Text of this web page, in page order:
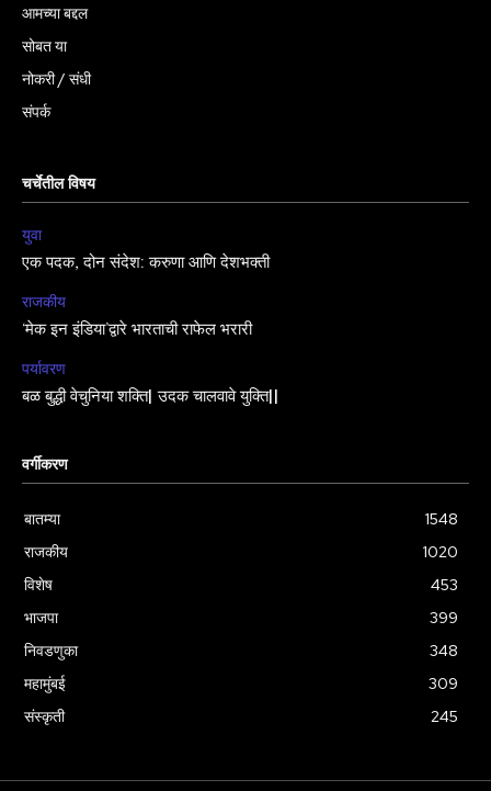
आमच्या बद्दल
सोबत या
नोकरी / संधी
संपर्क
चर्चेतील विषय
युवा
एक पदक, दोन संदेश: करुणा आणि देशभक्ती
राजकीय
‘मेक इन इंडिया’द्वारे भारताची राफेल भरारी
पर्यावरण
बळ बुद्धी वेचुनिया शक्ति| उदक चालवावे युक्ति||
वर्गीकरण
बातम्या
1548
राजकीय
1020
विशेष
453
भाजपा
399
निवडणुका
348
महामुंबई
309
संस्कृती
245